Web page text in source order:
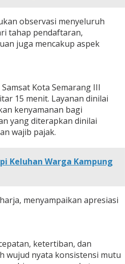
observasi menyeluruh
tahap pendaftaran,
juga mencakup aspek
Kota Semarang III
15 menit. Layanan dinilai
kenyamanan bagi
yang diterapkan dinilai
wajib pajak.
Keluhan Warga Kampung
menyampaikan apresiasi
ketertiban, dan
wujud nyata konsistensi mutu